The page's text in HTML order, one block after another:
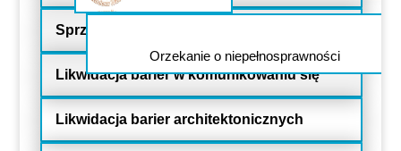
Orzekanie o niepełnosprawności
Sprzęt rehabilitacyjny
Likwidacja barier w komunikowaniu się
Likwidacja barier architektonicznych